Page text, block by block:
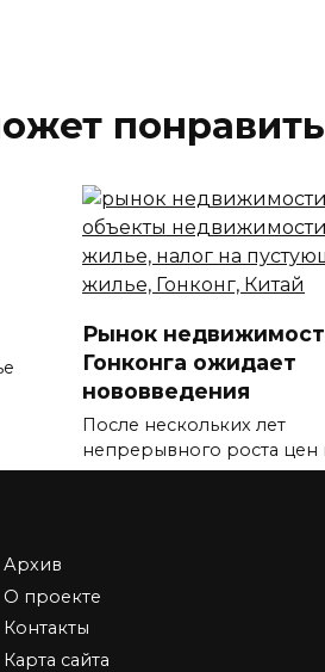
Рынок
Гонконга ожидает
нововведения
После нескольких лет
непрерывного роста цен
рынке
Airbnb добавляет
Архив
О проекте
Контакты
Карта сайта